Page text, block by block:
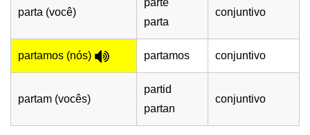
parta (você)
parte
parta
conjuntivo
partamos (nós) partamos conjuntivo
partam (vocês)
partid
partan
conjuntivo